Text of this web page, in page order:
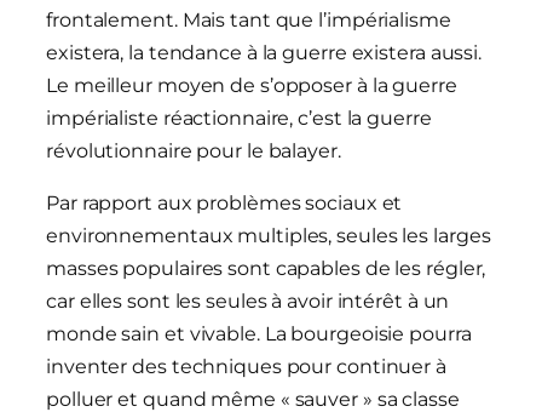
frontalement. Mais tant que l’impérialisme
existera, la tendance à la guerre existera aussi.
Le meilleur moyen de s’opposer à la guerre
impérialiste réactionnaire, c’est la guerre
révolutionnaire pour le balayer.
Par rapport aux problèmes sociaux et
environnementaux multiples, seules les larges
masses populaires sont capables de les régler,
car elles sont les seules à avoir intérêt à un
monde sain et vivable. La bourgeoisie pourra
inventer des techniques pour continuer à
polluer et quand même « sauver » sa classe